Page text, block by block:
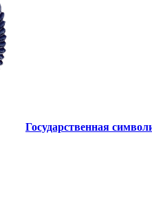
Государственная